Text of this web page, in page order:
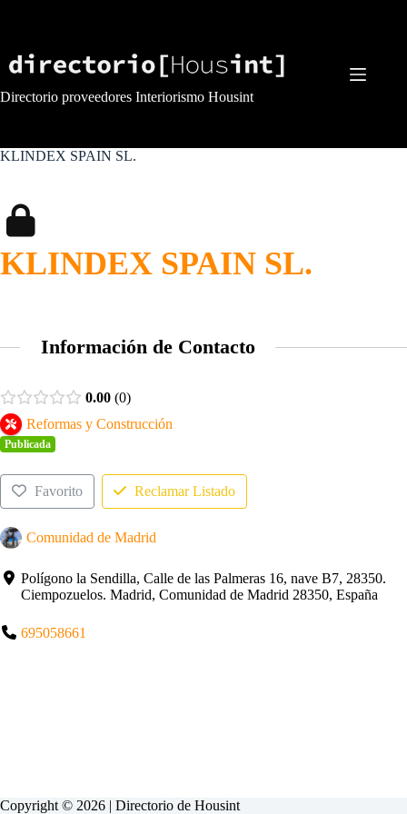
Directorio proveedores Interiorismo Housint
KLINDEX SPAIN SL.
KLINDEX SPAIN SL.
Información de Contacto
0.00 0
Reformas y Construcción
Publicada
Favorito Reclamar Listado
Comunidad de Madrid
Polígono la Sendilla, Calle de las Palmeras 16, nave B7, 28350.
Ciempozuelos. Madrid, Comunidad de Madrid 28350, España
695058661
Copyright © 2026 | Directorio de Housint